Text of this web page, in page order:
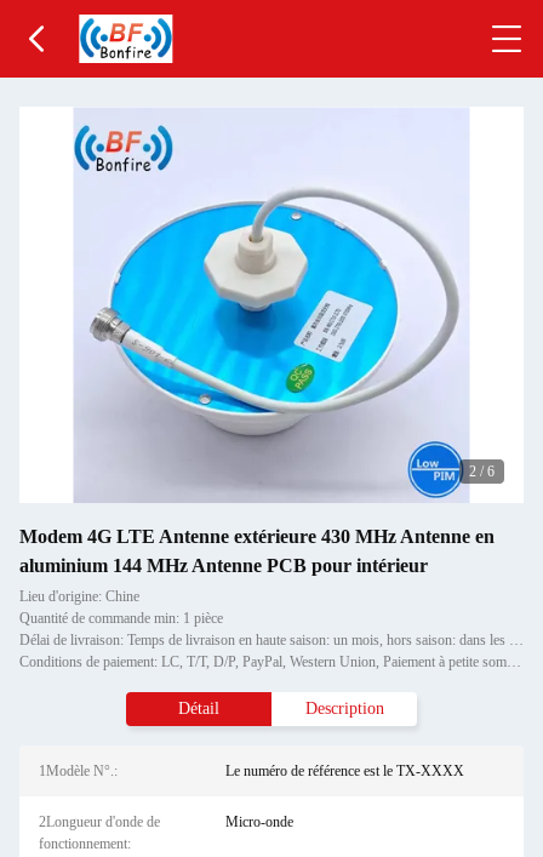
2 / 6
Modem 4G LTE Antenne extérieure 430 MHz Antenne en
aluminium 144 MHz Antenne PCB pour intérieur
Lieu d'origine: Chine
Quantité de commande min: 1 pièce
Délai de livraison: Temps de livraison en haute saison: un mois, hors saison: dans les 15 jours ouvrables
Conditions de paiement: LC, T/T, D/P, PayPal, Western Union, Paiement à petite somme, Grammes d'argent
Détail Description
1Modèle N°.: Le numéro de référence est le TX-XXXX
2Longueur d'onde de
fonctionnement:
Micro-onde